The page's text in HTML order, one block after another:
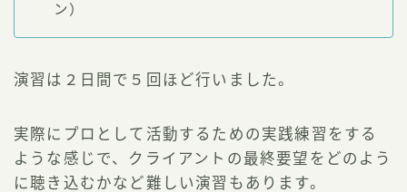
ン）
演習は２日間で５回ほど行いました。
実際にプロとして活動するための実践練習をする
ような感じで、クライアントの最終要望をどのよう
に聴き込むかなど難しい演習もあります。